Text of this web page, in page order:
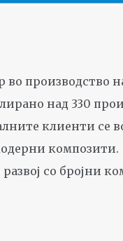
производство
над 330
клиенти се
со бројни